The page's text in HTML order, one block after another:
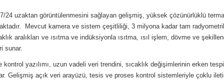
24 uzaktan görüntülenmesini sağlayan gelişmiş, yüksek çözünürlüklü
Mevcut kamera ve sistem çeşitliliği, 3 milyona kadar tam
aralıkları ve ısıtma ve indüksiyonla ısıtma, ısıl işlem, dövme ve
sunar.
yazılımı, uzun vadeli veri trendini, sıcaklık değişimlerinin erken
Gelişmiş açık veri arayüzü, tesis ve proses kontrol sistemleriyle çoklu